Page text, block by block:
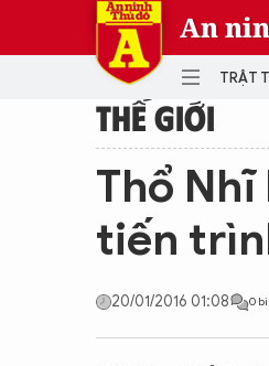
An
TRẬT
THẾ GIỚI
THÀNH
THỂ
THẾ GIỚI
Thổ
tiến
20/01/2016 01:08 0